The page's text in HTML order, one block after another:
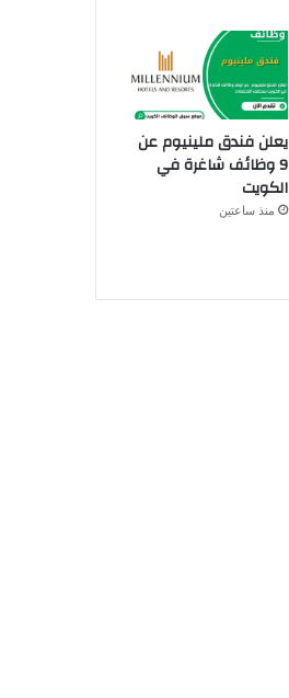
يعلن فندق ملينيوم عن
9 وظائف شاغرة في
الكويت
منذ ساعتين